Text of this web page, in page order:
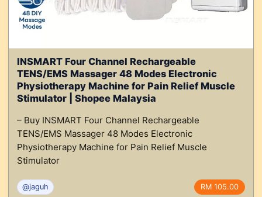
INSMART Four Channel Rechargeable
TENS/EMS Massager 48 Modes Electronic
Physiotherapy Machine for Pain Relief Muscle
Stimulator | Shopee Malaysia
– Buy INSMART Four Channel Rechargeable
TENS/EMS Massager 48 Modes Electronic
Physiotherapy Machine for Pain Relief Muscle
Stimulator
@jaguh RM 105.00